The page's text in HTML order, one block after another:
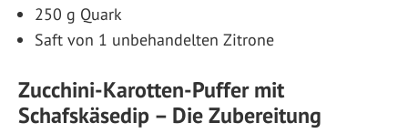
250 g Quark
Saft von 1 unbehandelten Zitrone
Zucchini-Karotten-Puffer mit
Schafskäsedip – Die Zubereitung